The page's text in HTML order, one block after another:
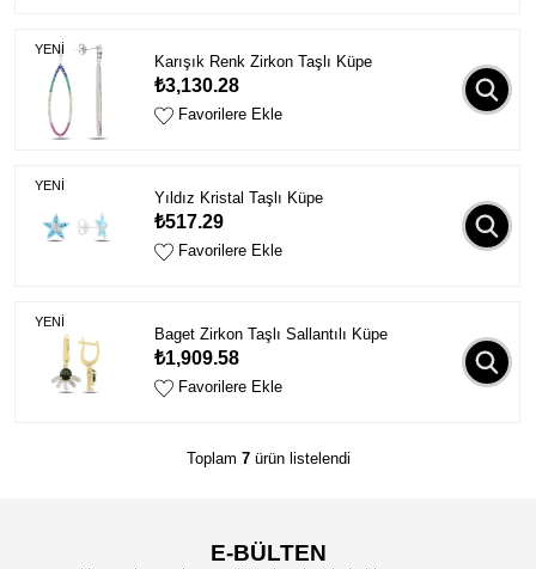
YENİ
Karışık Renk Zirkon Taşlı Küpe
₺3,130.28
Favorilere Ekle
YENİ
Yıldız Kristal Taşlı Küpe
₺517.29
Favorilere Ekle
YENİ
Baget Zirkon Taşlı Sallantılı Küpe
₺1,909.58
Favorilere Ekle
Toplam 7ürün listelendi
E-BÜLTEN